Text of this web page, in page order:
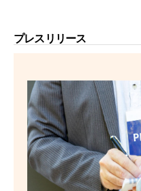
プレスリリース